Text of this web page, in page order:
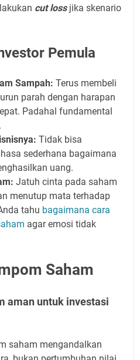
cut lossjika skenario
Pemula
Sampah: Terus membeli
parah dengan harapan
Padahal fundamental
Tidak bisa
sederhana bagaimana
uang.
Jatuh cinta pada saham
menutup mata terhadap
tahu bagaimana cara
agar emosi tidak
Saham
aman untuk investasi
saham mengandalkan